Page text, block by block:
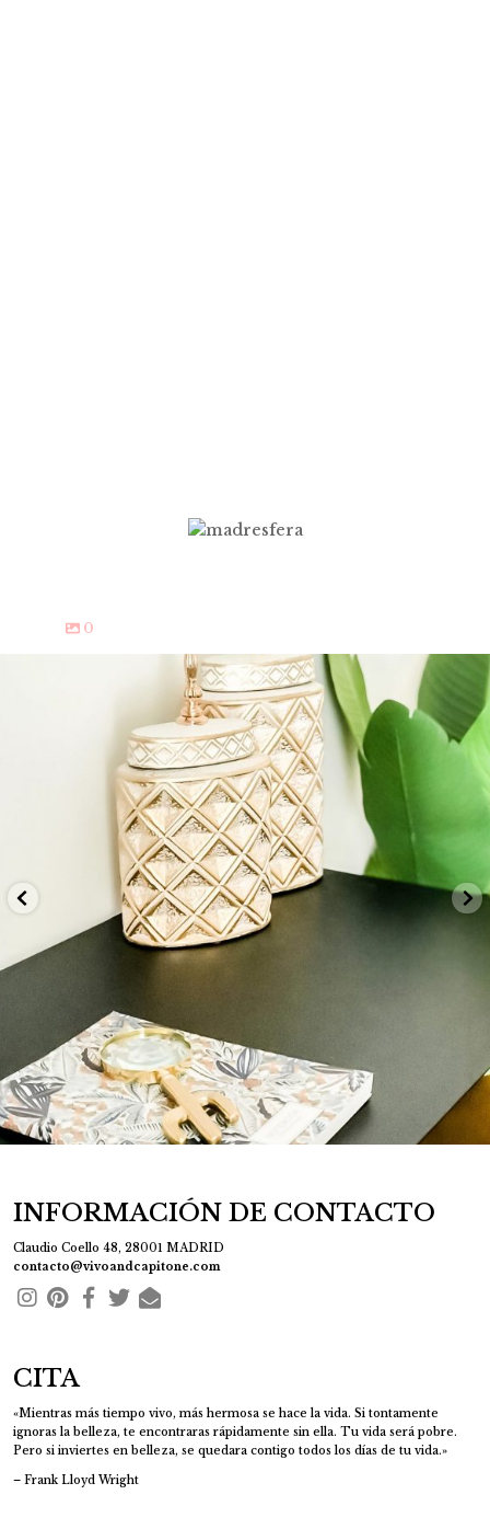
0
70 5
DIY de nuestro proyecto de #r Si quieres saber
INFORMACIÓN DE CONTACTO
Claudio Coello 48, 28001 MADRID
contacto@vivoandcapitone.com
CITA
«Mientras más tiempo vivo, más hermosa se hace la vida. Si tontamente
ignoras la belleza, te encontraras rápidamente sin ella. Tu vida será pobre.
Pero si inviertes en belleza, se quedara contigo todos los días de tu vida.»
– Frank Lloyd Wright